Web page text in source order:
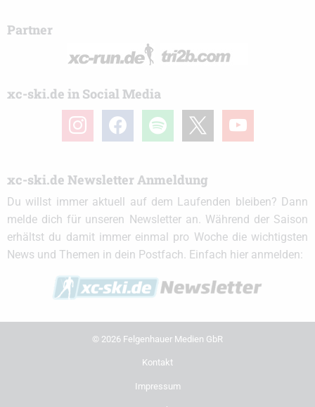
Partner
xc-ski.de in Social Media
instagramfacebook spotify youtube
xc-ski.de Newsletter Anmeldung
Du willst immer aktuell auf dem Laufenden bleiben? Dann
melde dich für unseren Newsletter an. Während der Saison
erhältst du damit immer einmal pro Woche die wichtigsten
News und Themen in dein Postfach. Einfach hier anmelden:
© 2026 Felgenhauer Medien GbR
Kontakt
Impressum